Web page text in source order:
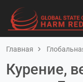
Главная
Курение,